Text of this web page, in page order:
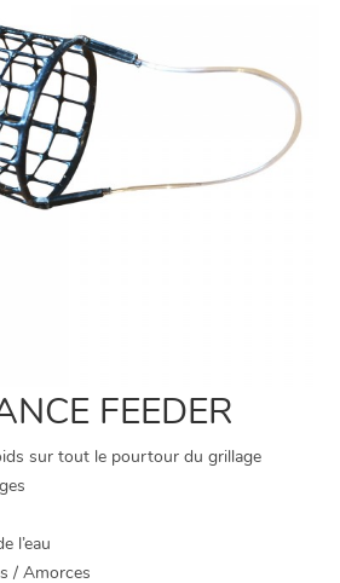
FEEDER
sur tout le pourtour du grillage
l’eau
/ Amorces